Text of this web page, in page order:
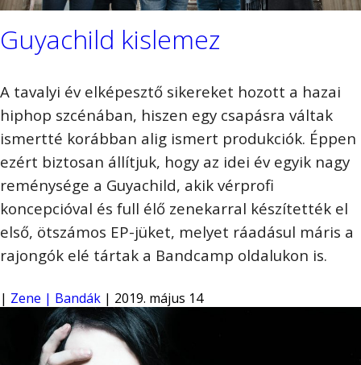
Guyachild kislemez
A tavalyi év elképesztő sikereket hozott a hazai
hiphop szcénában, hiszen egy csapásra váltak
ismertté korábban alig ismert produkciók. Éppen
ezért biztosan állítjuk, hogy az idei év egyik nagy
reménysége a Guyachild, akik vérprofi
koncepcióval és full élő zenekarral készítették el
első, ötszámos EP-jüket, melyet ráadásul máris a
rajongók elé tártak a Bandcamp oldalukon is.
| Zene | Bandák | 2019. május 14